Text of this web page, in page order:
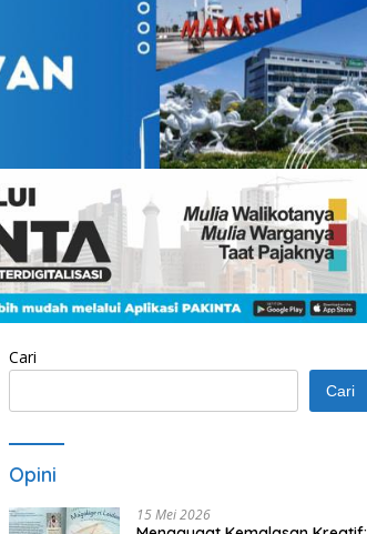
Cari
Cari
Opini
15 Mei 2026